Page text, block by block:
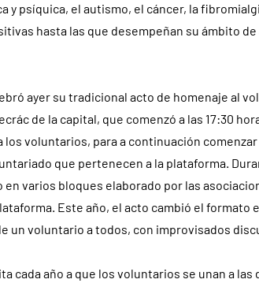
y psíquica, el autismo, el cáncer, la
hasta las que desempeñan su ámbito
ayer su tradicional acto de homenaje al
de la capital, que comenzó a las 17:30
los voluntarios, para a continuación
que pertenecen a la plataforma.
en varios bloques elaborado por las
Este año, el acto cambió el formato
un voluntario a todos, con improvisados
cada año a que los voluntarios se unan a